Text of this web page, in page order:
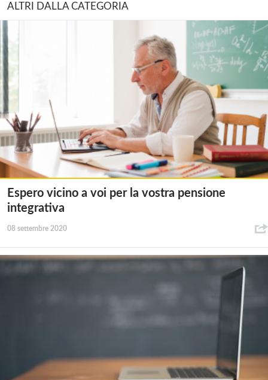
ALTRI DALLA CATEGORIA
Espero vicino a voi per la vostra pensione
integrativa
08 settembre 2020